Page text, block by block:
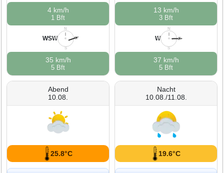
4 km/h
1 Bft
N
O
S
W
WSW
35 km/h
5 Bft
13 km/h
3 Bft
N
O
S
W
W
37 km/h
5 Bft
Abend
10.08.
25.8°C
Nacht
10.08./11.08.
19.6°C